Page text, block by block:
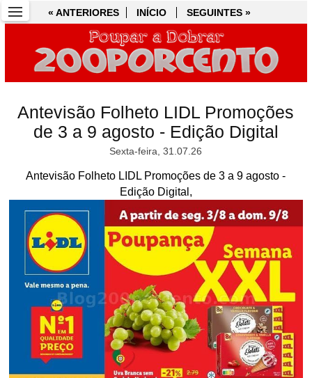
« ANTERIORES INÍCIO SEGUINTES »
Antevisão Folheto LIDL Promoções
de 3 a 9 agosto - Edição Digital
Sexta-feira, 31.07.26
Antevisão Folheto LIDL Promoções de 3 a 9 agosto -
Edição Digital,
« ANTERIORES INÍCIO SEGUINTES »